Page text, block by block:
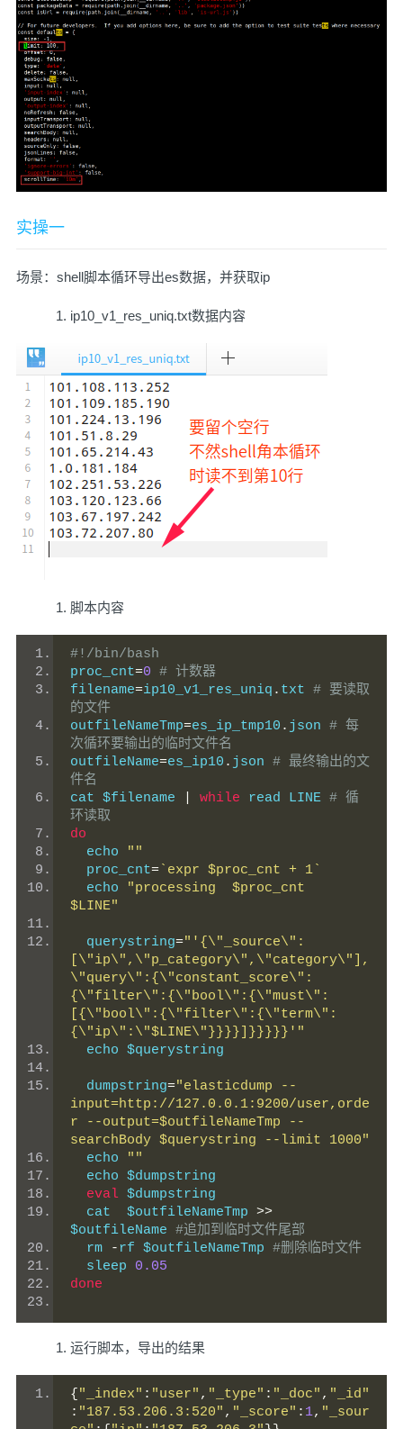
实操一
场景：shell脚本循环导出es数据，并获取ip
ip10_v1_res_uniq.txt数据内容
脚本内容
#!/bin/bash
proc_cnt=0 # 计数器
filename=ip10_v1_res_uniq . txt # 要读取
的文件
outfileNameTmp=es_ip_tmp10 . json # 每
次循环要输出的临时文件名
outfileName=es_ip10 . json # 最终输出的文
件名
cat $filename
while read LINE # 循
环读取
do
  echo
""
  proc_cnt
= `expr $proc_cnt + 1`
  echo
"processing  $proc_cnt
$LINE"
  querystring
="'{\"_source\":
[\"ip\",\"p_category\",\"category\"],
\"query\":{\"constant_score\":
{\"filter\":{\"bool\":{\"must\":
[{\"bool\":{\"filter\":{\"term\":
{\"ip\":\"$LINE\"}}}}]}}}}}'"
  echo $querystring
  dumpstring
="elasticdump --
input=http://127.0.0.1:9200/user,orde
r --output=$outfileNameTmp --
searchBody $querystring --limit 1000"
  echo
""
  echo $dumpstring
eval $dumpstring
  cat  $outfileNameTmp
>>
$outfileName #追加到临时文件尾部
  rm
-rf $outfileNameTmp #删除临时文件
  sleep
0.05
done
运行脚本，导出的结果
{ "_index" : "user" , "_type" : "_doc" , "_id"
: "187.53.206.3:520" , "_score" : 1, "_sour